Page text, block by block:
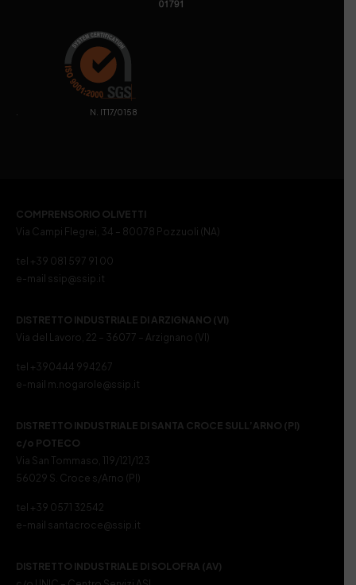
. N. IT17/0158
COMPRENSORIO OLIVETTI
Via Campi Flegrei, 34 – 80078 Pozzuoli (NA)
tel +39 081 597 91 00
e-mail ssip@ssip.it
DISTRETTO INDUSTRIALE DI ARZIGNANO (VI)
Via del Lavoro, 22 – 36077 – Arzignano (VI)
tel +390444 994267
e-mail m.nogarole@ssip.it
DISTRETTO INDUSTRIALE DI SANTA CROCE SULL’ARNO (PI)
c/o POTECO
Via San Tommaso, 119/121/123
56029 S. Croce s/Arno (PI)
tel +39 0571 32542
e-mail santacroce@ssip.it
DISTRETTO INDUSTRIALE DI SOLOFRA (AV)